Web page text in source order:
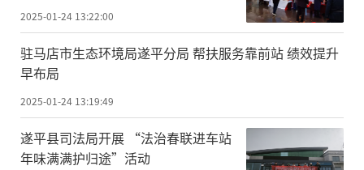
2025-01-24 13:22:00
驻马店市生态环境局遂平分局 帮扶服务靠前站 绩效提升
早布局
2025-01-24 13:19:49
遂平县司法局开展 “法治春联进车站
年味满满护归途”活动